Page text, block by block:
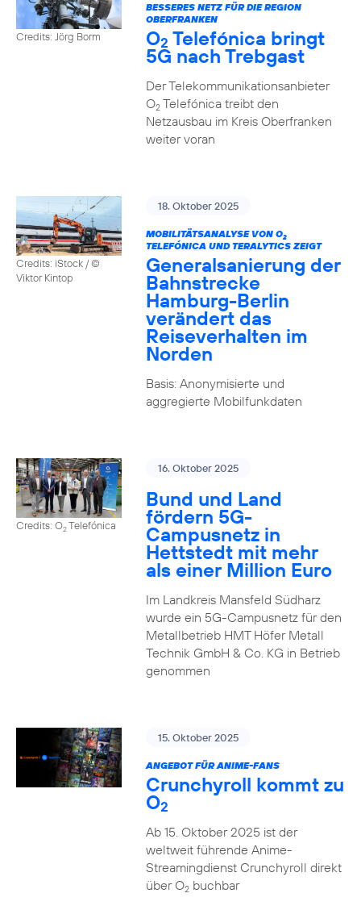
Credits: Jörg Borm
BESSERES NETZ FÜR DIE REGION
OBERFRANKEN
O2 Telefónica bringt
5G nach Trebgast
Der Telekommunikationsanbieter
O2Telefónica treibt den
Netzausbau im Kreis Oberfranken
weiter voran
Credits: iStock / ©
Viktor Kintop
18. Oktober 2025
MOBILITÄTSANALYSE VON O2
TELEFÓNICA UND TERALYTICS ZEIGT
Generalsanierung der
Bahnstrecke
Hamburg-Berlin
verändert das
Reiseverhalten im
Norden
Basis: Anonymisierte und
aggregierte Mobilfunkdaten
Credits: O2Telefónica
16. Oktober 2025
Bund und Land
fördern 5G-
Campusnetz in
Hettstedt mit mehr
als einer Million Euro
Im Landkreis Mansfeld Südharz
wurde ein 5G-Campusnetz für den
Metallbetrieb HMT Höfer Metall
Technik GmbH & Co. KG in Betrieb
genommen
15. Oktober 2025
ANGEBOT FÜR ANIME-FANS
Crunchyroll kommt zu
O2
Ab 15. Oktober 2025 ist der
weltweit führende Anime-
Streamingdienst Crunchyroll direkt
über O2buchbar